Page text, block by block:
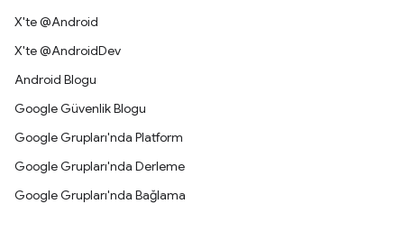
X'te @Android
X'te @AndroidDev
Android Blogu
Google Güvenlik Blogu
Google Grupları'nda Platform
Google Grupları'nda Derleme
Google Grupları'nda Bağlama